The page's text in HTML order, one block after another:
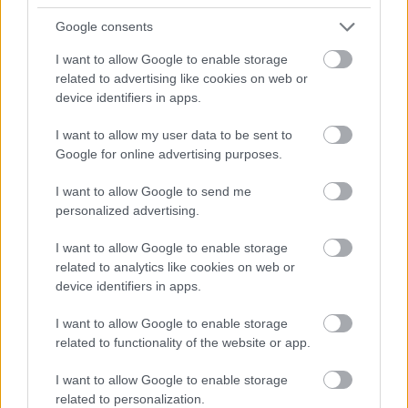
Google consents
I want to allow Google to enable storage
related to advertising like cookies on web or
device identifiers in apps.
I want to allow my user data to be sent to
Google for online advertising purposes.
I want to allow Google to send me
personalized advertising.
I want to allow Google to enable storage
related to analytics like cookies on web or
device identifiers in apps.
I want to allow Google to enable storage
related to functionality of the website or app.
I want to allow Google to enable storage
related to personalization.
nem szokott előfordulni. Nincs az, hogy "az emberek
Déli Sark felfedezéséről számoltak be". Ezzel
szemben, ami nincs, annál jellemző, hogy a
szélhámosok beszámolnak egy csomó fals
felfedezésről. Az emberek mindig is keresték az
aranycsinálás vegyi módját, és egy csomó hamis
felfedezésről számoltak be. Az emberek mindig is
keresték a perpeetum mobilét, és egy csomó hamis
perpeetum mobiléről számoltak be.
A másik, hogy egyik istenhit olyan, mint a másik.
Semmi alapja nincs kiválasztani közülük egyet. Nem
lehet közöttük értelmesen választani.
Violence is the last refuge of the
incompetent
12 éve